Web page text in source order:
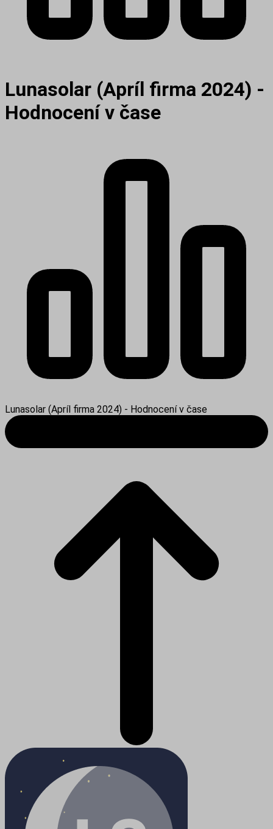
Lunasolar (Apríl firma 2024) -
Hodnocení v čase
Lunasolar (Apríl firma 2024) - Hodnocení v čase